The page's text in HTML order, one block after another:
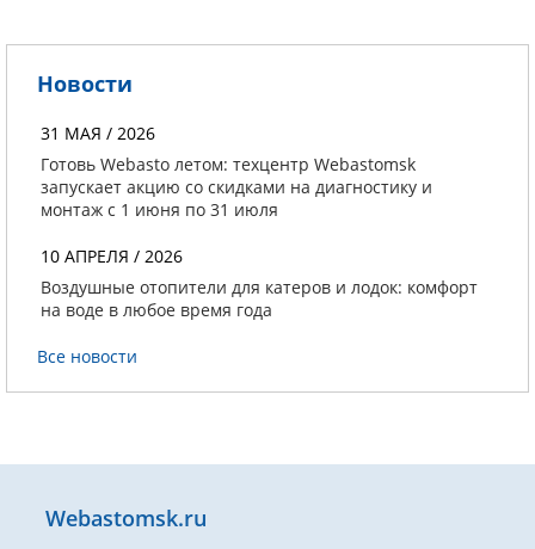
Новости
31 МАЯ / 2026
Готовь Webasto летом: техцентр Webastomsk
запускает акцию со скидками на диагностику и
монтаж с 1 июня по 31 июля
10 АПРЕЛЯ / 2026
Воздушные отопители для катеров и лодок: комфорт
на воде в любое время года
Все новости
Webastomsk.ru